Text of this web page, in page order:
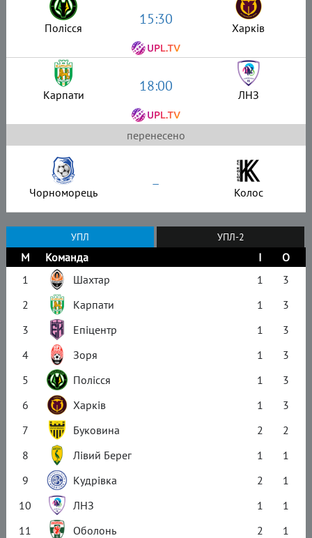
Полісся 15:30 Харків
Карпати 18:00 ЛНЗ
перенесено
Чорноморець – Колос
УПЛ УПЛ-2
М Команда І
О
1
Шахтар 1
3
2
Карпати 1
3
3
Епіцентр 1
3
4
Зоря 1
3
5
Полісся 1
3
6
Харків 1
3
7
Буковина 2
2
8
Лівий Берег 1
1
9
Кудрівка 2
1
10
ЛНЗ 1
1
11
Оболонь 2
1